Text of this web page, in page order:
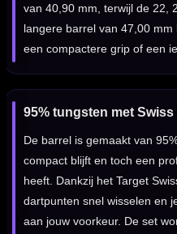
van 40,90 mm, terwijl de 22,
langere barrel van 47,00
een compactere grip of een
95% tungsten met
De barrel is gemaakt van
compact blijft en toch een
heeft. Dankzij het Target
dartpunten snel wisselen en
aan jouw voorkeur. De set